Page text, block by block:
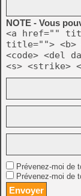
NOTE - Vous
<a href=""
title=""> <b>
<code> <del
<s> <strike>
Prévenez-moi de
Prévenez-moi de